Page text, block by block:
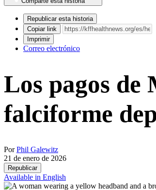
Republicar esta historia
Copiar link
Imprimir
Correo electrónico
Los pagos de
falciforme
PorPhil Galewitz
21 de enero de 2026
Republicar
Available in English